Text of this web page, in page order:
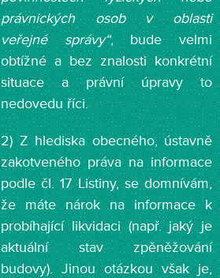
právnických osob v oblasti
veřejné správy“, bude velmi
obtížné a bez znalosti konkrétní
situace a právní úpravy to
nedovedu říci.
2) Z hlediska obecného, ústavně
zakotveného práva na informace
podle čl. 17 Listiny, se domnívám,
že máte nárok na informace k
probíhající likvidaci (např. jaký je
aktuální stav zpěněžování
budovy). Jinou otázkou však je,